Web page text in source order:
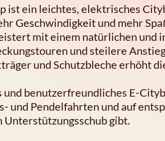
ist ein leichtes, elektrisches
Geschwindigkeit und mehr
mit einem natürlichen und
und steilere
und Schutzbleche erhöht
benutzerfreundliches E-
und Pendelfahrten und auf
gibt.